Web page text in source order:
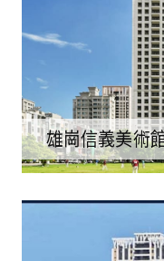
雄崗信義美術